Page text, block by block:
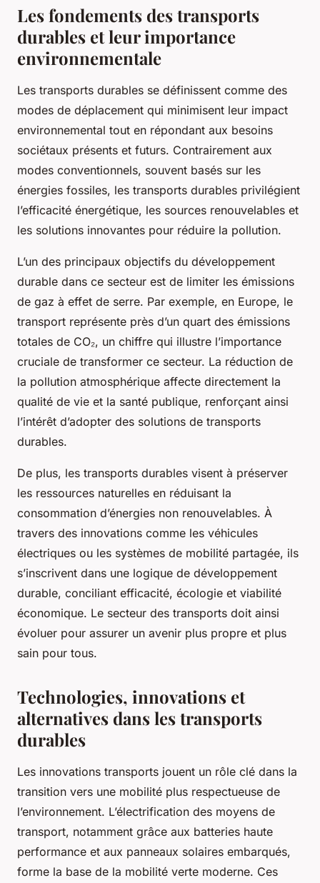
Les fondements des transports
durables et leur importance
environnementale
Les transports durables se définissent comme des
modes de déplacement qui minimisent leur impact
environnemental tout en répondant aux besoins
sociétaux présents et futurs. Contrairement aux
modes conventionnels, souvent basés sur les
énergies fossiles, les transports durables privilégient
l’efficacité énergétique, les sources renouvelables et
les solutions innovantes pour réduire la pollution.
L’un des principaux objectifs du développement
durable dans ce secteur est de limiter les émissions
de gaz à effet de serre. Par exemple, en Europe, le
transport représente près d’un quart des émissions
totales de CO₂, un chiffre qui illustre l’importance
cruciale de transformer ce secteur. La réduction de
la pollution atmosphérique affecte directement la
qualité de vie et la santé publique, renforçant ainsi
l’intérêt d’adopter des solutions de transports
durables.
De plus, les transports durables visent à préserver
les ressources naturelles en réduisant la
consommation d’énergies non renouvelables. À
travers des innovations comme les véhicules
électriques ou les systèmes de mobilité partagée, ils
s’inscrivent dans une logique de développement
durable, conciliant efficacité, écologie et viabilité
économique. Le secteur des transports doit ainsi
évoluer pour assurer un avenir plus propre et plus
sain pour tous.
Technologies, innovations et
alternatives dans les transports
durables
Les innovations transports jouent un rôle clé dans la
transition vers une mobilité plus respectueuse de
l’environnement. L’électrification des moyens de
transport, notamment grâce aux batteries haute
performance et aux panneaux solaires embarqués,
forme la base de la mobilité verte moderne. Ces